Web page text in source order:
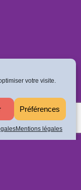
votre visite.
Préférences
Mentions légales